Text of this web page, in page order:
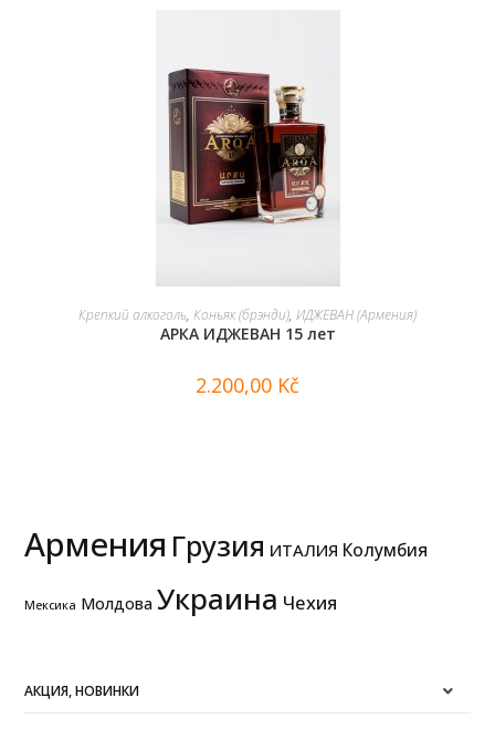
В КОРЗИНУ
Крепкий алкоголь, Коньяк (брэнди), ИДЖЕВАН (Армения)
АРКА ИДЖЕВАН 15 лет
2.200,00 Kč
Армения Грузия ИТАЛИЯ Колумбия
Мексика Молдова Украина Чехия
АКЦИЯ, НОВИНКИ